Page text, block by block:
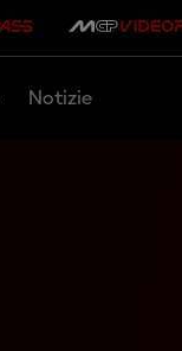
Notizie